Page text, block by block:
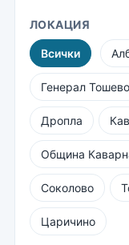
ЛОКАЦИЯ
Всички
Генерал Тошево
Дропла
Община
Соколово
Царичино